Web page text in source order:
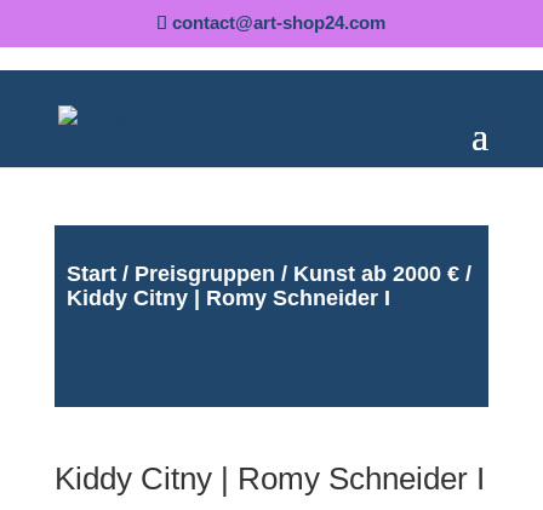
contact@art-shop24.com
Start/ Preisgruppen / Kunst ab 2000 €/
Kiddy Citny | Romy Schneider I
Kiddy Citny | Romy Schneider I